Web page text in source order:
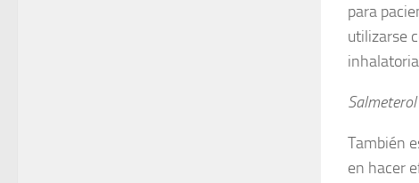
para
utilizarse
Salmeterol
También
en hacer